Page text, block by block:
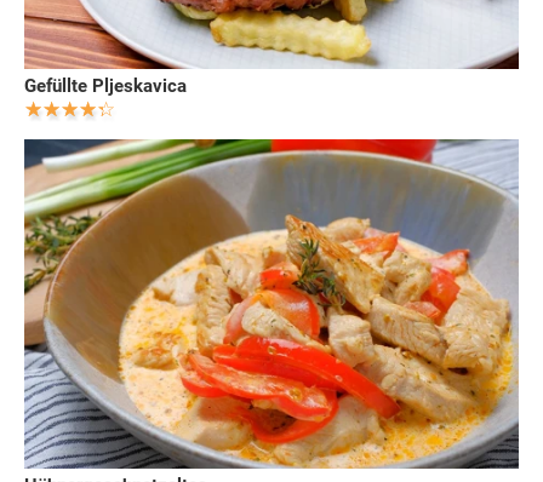
Gefüllte Pljeskavica